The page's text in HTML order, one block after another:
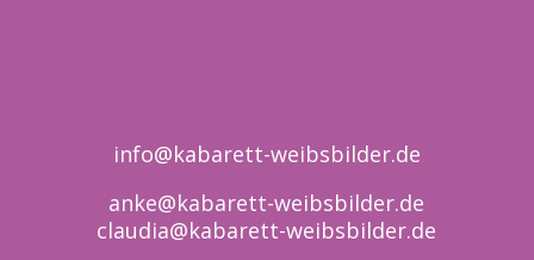
info@kabarett-weibsbilder.de
anke@kabarett-weibsbilder.de
claudia@kabarett-weibsbilder.de